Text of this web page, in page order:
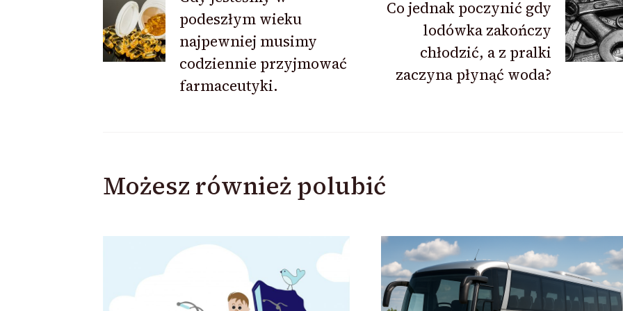
wpisupodeszłym wieku
najpewniej musimy
codziennie przyjmować
farmaceutyki.
Co jednak poczynić gdy
lodówka zakończy
chłodzić, a z pralki
zaczyna płynąć woda?
Możesz również polubić